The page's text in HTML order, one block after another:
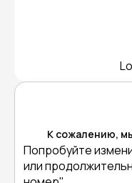
К сожалению,
Попробуйте
или